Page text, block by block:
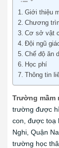
Giới thiệu
Chương
Cơ sở vật
Đội ngũ
Chế độ ăn
Học phí
Thông tin
Trường mầm
trường được
con, được toạ
Nghi, Quận
trường học